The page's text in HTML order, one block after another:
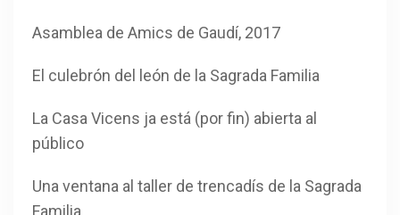
Asamblea de Amics de Gaudí, 2017
El culebrón del león de la Sagrada Familia
La Casa Vicens ja está (por fin) abierta al
público
Una ventana al taller de trencadís de la Sagrada
Familia